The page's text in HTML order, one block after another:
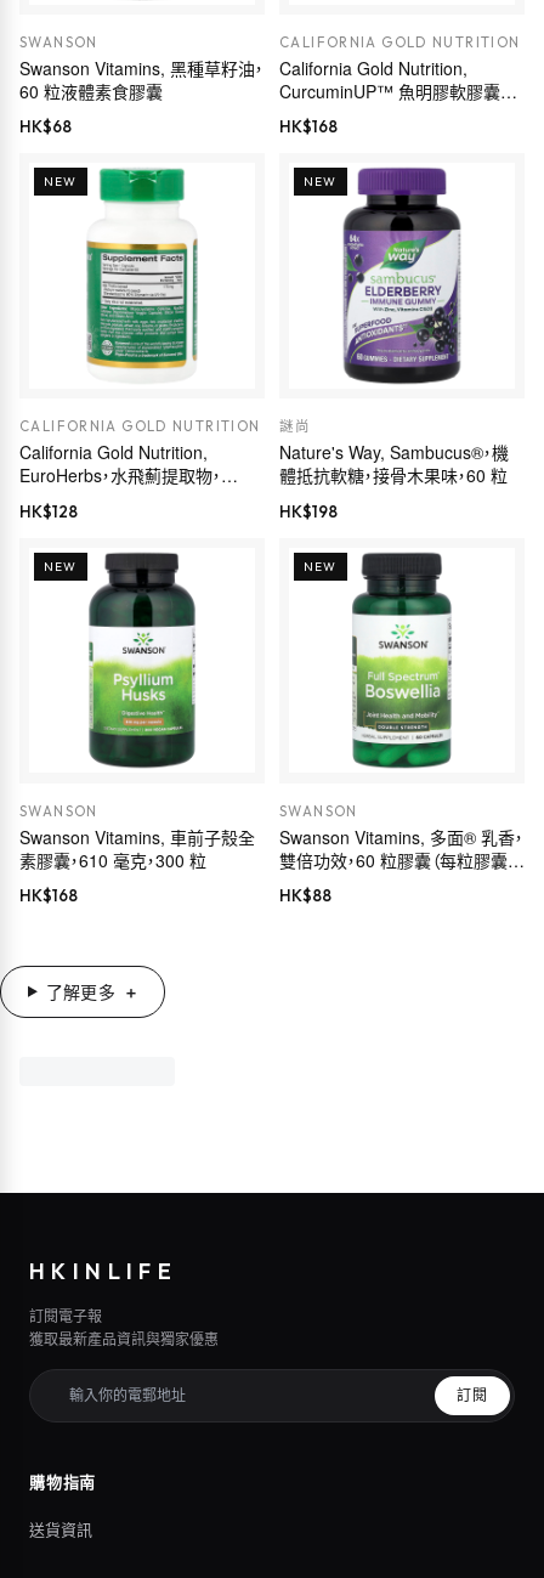
SWANSON
Swanson Vitamins, 黑種草籽油，
60 粒液體素食膠囊
HK$68
CALIFORNIA GOLD NUTRITION
California Gold Nutrition,
CurcuminUP™ 魚明膠軟膠囊，
含 Omega-3 姜黃素複合物、黑種
草籽油、乳香和生姜，30 粒
HK$168
NEW
CALIFORNIA GOLD NUTRITION
California Gold Nutrition,
EuroHerbs，水飛薊提取物，
Euromed 品質，175 毫克，60 粒
素食膠囊
HK$128
NEW
謎尚
Nature's Way, Sambucus®，機
體抵抗軟糖，接骨木果味，60 粒
HK$198
NEW
SWANSON
Swanson Vitamins, 車前子殼全
素膠囊，610 毫克，300 粒
HK$168
NEW
SWANSON
Swanson Vitamins, 多面® 乳香，
雙倍功效，60 粒膠囊（每粒膠囊
800 毫克）
HK$88
了解更多
HKINLIFE
訂閱電子報
獲取最新產品資訊與獨家優惠
訂閱
購物指南
送貨資訊